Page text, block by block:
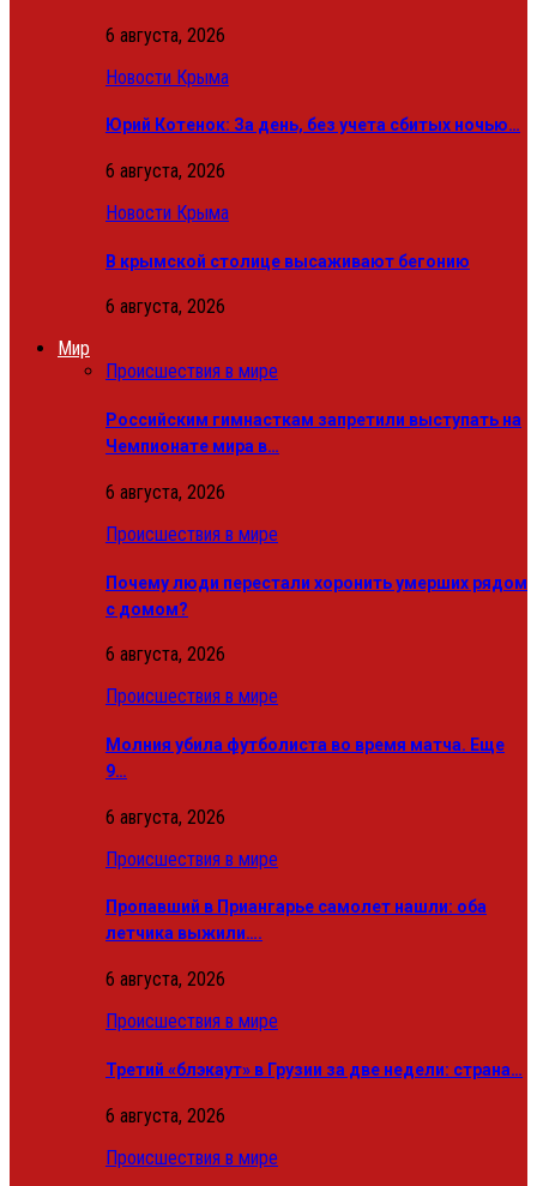
6 августа, 2026
Новости Крыма
Юрий Котенок: За день, без учета сбитых ночью…
6 августа, 2026
Новости Крыма
В крымской столице высаживают бегонию
6 августа, 2026
Мир
Происшествия в мире
Российским гимнасткам запретили выступать на
Чемпионате мира в…
6 августа, 2026
Происшествия в мире
Почему люди перестали хоронить умерших рядом
с домом?
6 августа, 2026
Происшествия в мире
Молния убила футболиста во время матча. Еще
9…
6 августа, 2026
Происшествия в мире
Пропавший в Приангарье самолет нашли: оба
летчика выжили….
6 августа, 2026
Происшествия в мире
Третий «блэкаут» в Грузии за две недели: страна…
6 августа, 2026
Происшествия в мире